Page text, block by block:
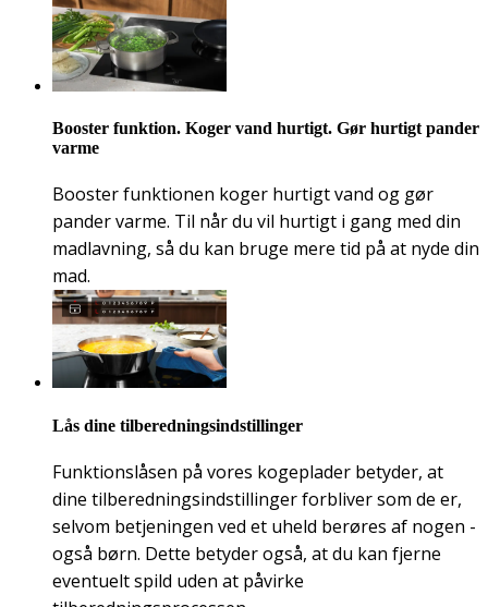
Booster funktion. Koger vand hurtigt. Gør hurtigt pander
varme
Booster funktionen koger hurtigt vand og gør
pander varme. Til når du vil hurtigt i gang med din
madlavning, så du kan bruge mere tid på at nyde din
mad.
Lås dine tilberedningsindstillinger
Funktionslåsen på vores kogeplader betyder, at
dine tilberedningsindstillinger forbliver som de er,
selvom betjeningen ved et uheld berøres af nogen -
også børn. Dette betyder også, at du kan fjerne
eventuelt spild uden at påvirke